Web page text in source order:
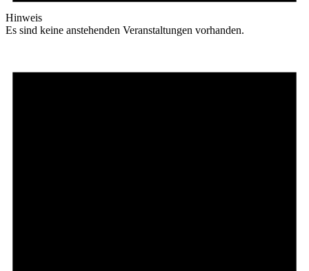
Hinweis
Es sind keine anstehenden Veranstaltungen vorhanden.